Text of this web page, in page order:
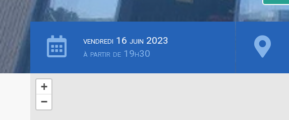
vendredi 16 juin 2023
à partir de 19h30
+
−